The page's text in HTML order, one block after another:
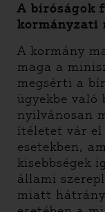
A bíróságok
kormányzati
A kormány
maga a
megsérti a
ügyekbe való
nyilvánosan
ítéletet vár el
esetekben,
kisebbségek
állami
miatt